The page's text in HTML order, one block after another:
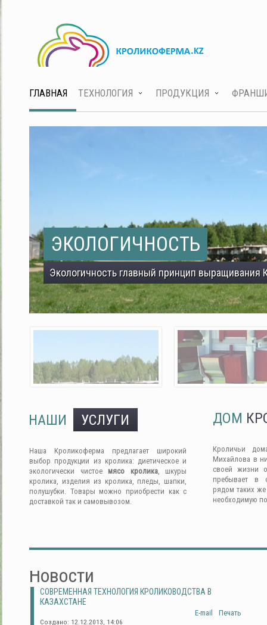
ГЛАВНАЯ ТЕХНОЛОГИЯ ПРОДУКЦИЯ
ЭКОЛОГИЧНОСТЬ
Экологичность главный принцип выращивания
НАШИ УСЛУГИ
Наша Кроликоферма предлагает широкий
выбор продукции из кролика: диетическое и
экологически чистое мясо кролика, шкуры
кролика, изделия из кролика, пледы, шапки,
полушубки. Товары можно приобрести как с
доставкой так и самовывозом.
ДОМ
Кроличьи
Михайлова в
своей жизни
пребывает в
рядом таких
необходимую
Новости
СОВРЕМЕННАЯ ТЕХНОЛОГИЯ КРОЛИКОВОДСТВА В
КАЗАХСТАНЕ
Печать
E-mail
Создано: 12.12.2013, 14:06